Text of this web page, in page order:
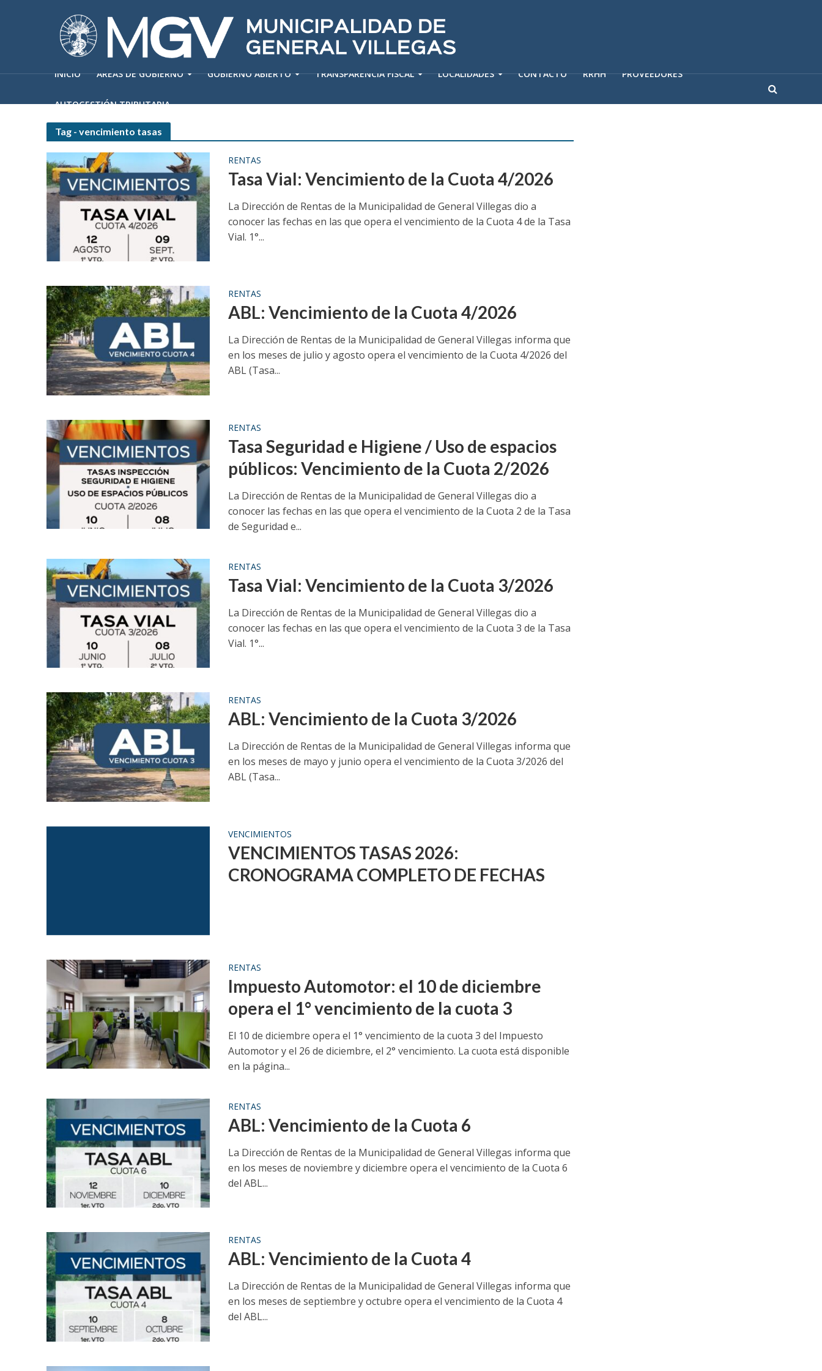
INICIO ÁREAS DE GOBIERNO GOBIERNO ABIERTO TRANSPARENCIA FISCAL LOCALIDADES CONTACTO RRHH PROVEEDORES
AUTOGESTIÓN TRIBUTARIA
Tag - vencimiento tasas
RENTAS
Tasa Vial: Vencimiento de la Cuota 4/2026
La Dirección de Rentas de la Municipalidad de General Villegas dio a
conocer las fechas en las que opera el vencimiento de la Cuota 4 de la Tasa
Vial. 1°...
RENTAS
ABL: Vencimiento de la Cuota 4/2026
La Dirección de Rentas de la Municipalidad de General Villegas informa que
en los meses de julio y agosto opera el vencimiento de la Cuota 4/2026 del
ABL (Tasa...
RENTAS
Tasa Seguridad e Higiene / Uso de espacios
públicos: Vencimiento de la Cuota 2/2026
La Dirección de Rentas de la Municipalidad de General Villegas dio a
conocer las fechas en las que opera el vencimiento de la Cuota 2 de la Tasa
de Seguridad e...
RENTAS
Tasa Vial: Vencimiento de la Cuota 3/2026
La Dirección de Rentas de la Municipalidad de General Villegas dio a
conocer las fechas en las que opera el vencimiento de la Cuota 3 de la Tasa
Vial. 1°...
RENTAS
ABL: Vencimiento de la Cuota 3/2026
La Dirección de Rentas de la Municipalidad de General Villegas informa que
en los meses de mayo y junio opera el vencimiento de la Cuota 3/2026 del
ABL (Tasa...
VENCIMIENTOS
VENCIMIENTOS TASAS 2026:
CRONOGRAMA COMPLETO DE FECHAS
RENTAS
Impuesto Automotor: el 10 de diciembre
opera el 1° vencimiento de la cuota 3
El 10 de diciembre opera el 1° vencimiento de la cuota 3 del Impuesto
Automotor y el 26 de diciembre, el 2° vencimiento. La cuota está disponible
en la página...
RENTAS
ABL: Vencimiento de la Cuota 6
La Dirección de Rentas de la Municipalidad de General Villegas informa que
en los meses de noviembre y diciembre opera el vencimiento de la Cuota 6
del ABL...
RENTAS
ABL: Vencimiento de la Cuota 4
La Dirección de Rentas de la Municipalidad de General Villegas informa que
en los meses de septiembre y octubre opera el vencimiento de la Cuota 4
del ABL...